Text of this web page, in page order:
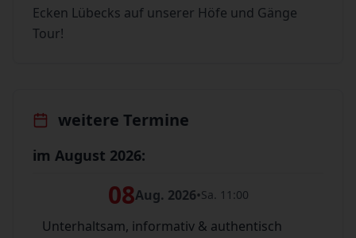
Ecken Lübecks auf unserer Höfe und Gänge
Tour!
weitere Termine
im August 2026:
08Aug. 2026•Sa. 11:00
Unterhaltsam, informativ & authentisch